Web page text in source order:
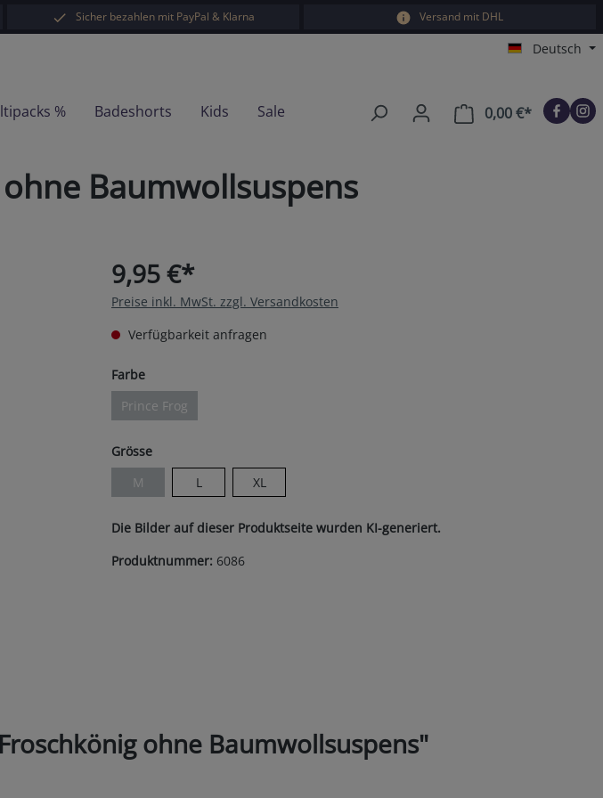
Sicher bezahlen mit PayPal & Klarna Versand mit DHL
Deutsch
% Badeshorts Kids Sale 0,00 €*Warenkorb
Baumwollsuspens
9,95 €*
Preise inkl. MwSt. zzgl. Versandkosten
Verfügbarkeit anfragen
Farbeauswählen
Prince Frog(Diese Option ist zurzeit nicht verfügbar.)
Grösseauswählen
M(Diese Option ist zurzeit nicht verfügbar.)
L XL
Die Bilder auf dieser Produktseite wurden KI-generiert.
Produktnummer: 6086
ohne Baumwollsuspens"